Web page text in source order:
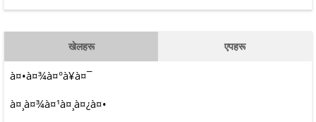
खेलहरू एपहरू
à¤•à¤¾à¤°à¥à¤¯
à¤¸à¤¾à¤¹à¤¸à¤¿à¤•